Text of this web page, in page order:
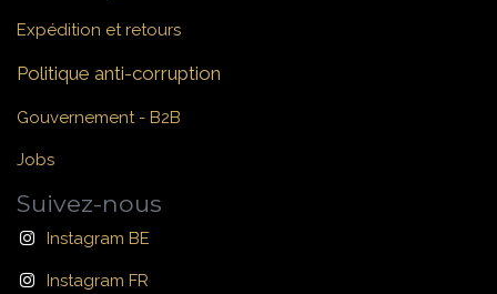
Expédition et retours
Politique anti-corruption
Gouvernement - B2B
Jobs
Suivez-nous
Instagram BE
Instagram FR